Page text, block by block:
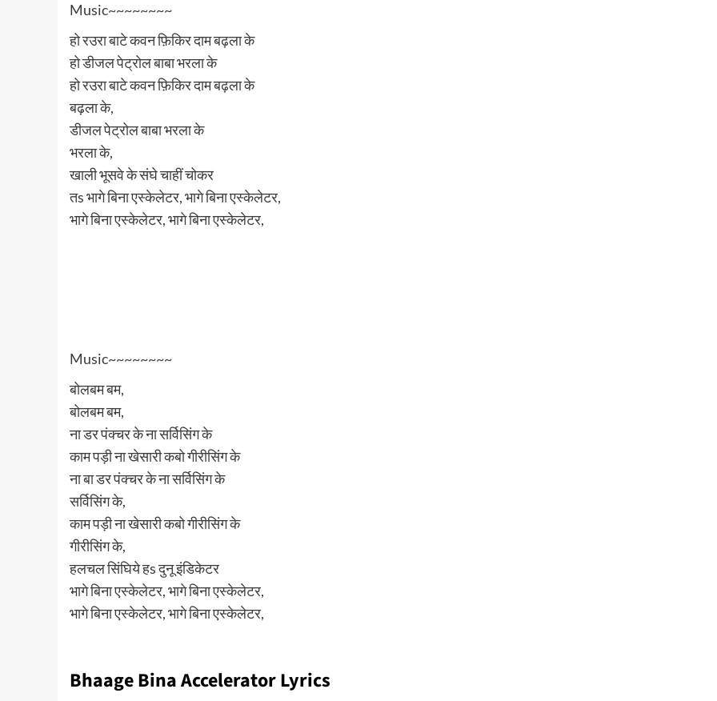
Music~~~~~~~~
हो रउरा बाटे कवन फ़िकिर दाम बढ़ला के
हो डीजल पेट्रोल बाबा भरला के
हो रउरा बाटे कवन फ़िकिर दाम बढ़ला के
बढ़ला के,
डीजल पेट्रोल बाबा भरला के
भरला के,
खाली भूसवे के संघे चाहीं चोकर
तs भागे बिना एस्केलेटर, भागे बिना एस्केलेटर,
भागे बिना एस्केलेटर, भागे बिना एस्केलेटर,
Music~~~~~~~~
बोलबम बम,
बोलबम बम,
ना डर पंक्चर के ना सर्विसिंग के
काम पड़ी ना खेसारी कबो गीरीसिंग के
ना बा डर पंक्चर के ना सर्विसिंग के
सर्विसिंग के,
काम पड़ी ना खेसारी कबो गीरीसिंग के
गीरीसिंग के,
हलचल सिंघिये हs दुनू इंडिकेटर
भागे बिना एस्केलेटर, भागे बिना एस्केलेटर,
भागे बिना एस्केलेटर, भागे बिना एस्केलेटर,
Bhaage Bina Accelerator Lyrics